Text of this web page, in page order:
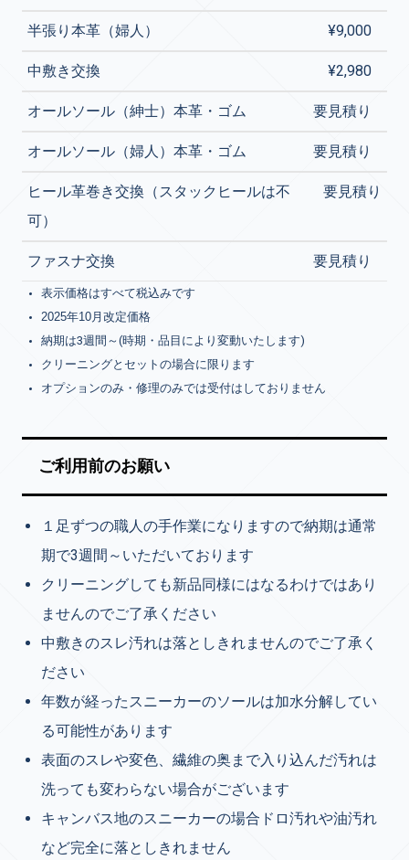
半張り本革（婦人） ¥9,000
中敷き交換 ¥2,980
オールソール（紳士）本革・ゴム 要見積り
オールソール（婦人）本革・ゴム 要見積り
ヒール革巻き交換（スタックヒールは不
可）
要見積り
ファスナ交換 要見積り
表示価格はすべて税込みです
2025年10月改定価格
納期は3週間～(時期・品目により変動いたします)
クリーニングとセットの場合に限ります
オプションのみ・修理のみでは受付はしておりません
ご利用前のお願い
１足ずつの職人の手作業になりますので納期は通常
期で3週間～いただいております
クリーニングしても新品同様にはなるわけではあり
ませんのでご了承ください
中敷きのスレ汚れは落としきれませんのでご了承く
ださい
年数が経ったスニーカーのソールは加水分解してい
る可能性があります
表面のスレや変色、繊維の奥まで入り込んだ汚れは
洗っても変わらない場合がございます
キャンバス地のスニーカーの場合ドロ汚れや油汚れ
など完全に落としきれません